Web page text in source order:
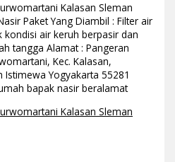
Kalasan Sleman
Paket Yang Diambil : Filter air
air keruh berpasir dan
tangga Alamat : Pangeran
Kec. Kalasan,
Yogyakarta 55281
bapak nasir beralamat
Kalasan Sleman